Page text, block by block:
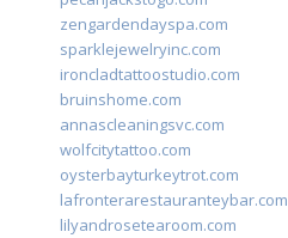
zengardendayspa.com
sparklejewelryinc.com
ironcladtattoostudio.com
bruinshome.com
annascleaningsvc.com
wolfcitytattoo.com
oysterbayturkeytrot.com
lafronterarestauranteybar.com
lilyandrosetearoom.com